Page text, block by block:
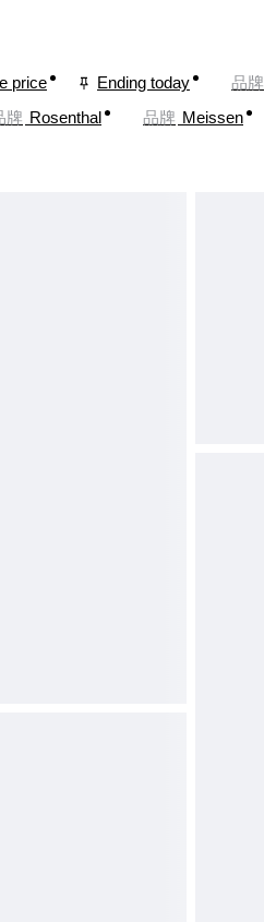
price Ending today 品牌
牌 Rosenthal 品牌 Meissen